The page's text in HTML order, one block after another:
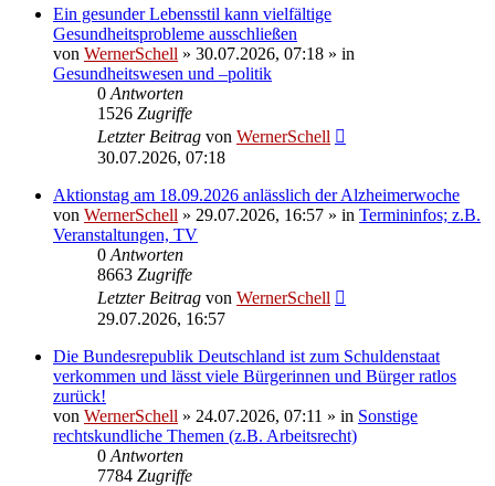
Ein gesunder Lebensstil kann vielfältige
Gesundheitsprobleme ausschließen
von WernerSchell » 30.07.2026, 07:18 » in
Gesundheitswesen und –politik
0 Antworten
1526 Zugriffe
Letzter Beitrag von WernerSchell
30.07.2026, 07:18
Aktionstag am 18.09.2026 anlässlich der Alzheimerwoche
von WernerSchell » 29.07.2026, 16:57 » in Termininfos; z.B.
Veranstaltungen, TV
0 Antworten
8663 Zugriffe
Letzter Beitrag von WernerSchell
29.07.2026, 16:57
Die Bundesrepublik Deutschland ist zum Schuldenstaat
verkommen und lässt viele Bürgerinnen und Bürger ratlos
zurück!
von WernerSchell » 24.07.2026, 07:11 » in Sonstige
rechtskundliche Themen (z.B. Arbeitsrecht)
0 Antworten
7784 Zugriffe